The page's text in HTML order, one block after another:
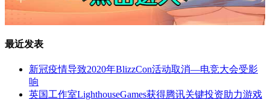
最近发表
新冠疫情导致2020年BlizzCon活动取消—电竞大会受影
响
英国工作室LighthouseGames获得腾讯关键投资助力游戏